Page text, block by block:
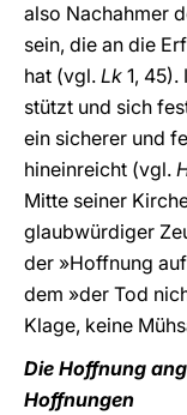
also Nachahmer
sein, die an die
hat (vgl. Lk 1,
stützt und sich
ein sicherer und
hineinreicht (vgl.
Mitte seiner
glaubwürdiger
der »Hoffnung
dem »der Tod
Klage, keine
Die Hoffnung
Hoffnungen